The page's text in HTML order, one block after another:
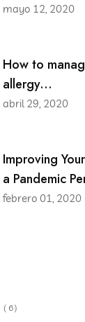
mayo 12, 2020
How to
allergy...
abril 29, 2020
Improving
a Pandemic
febrero 01, 2020
(6)